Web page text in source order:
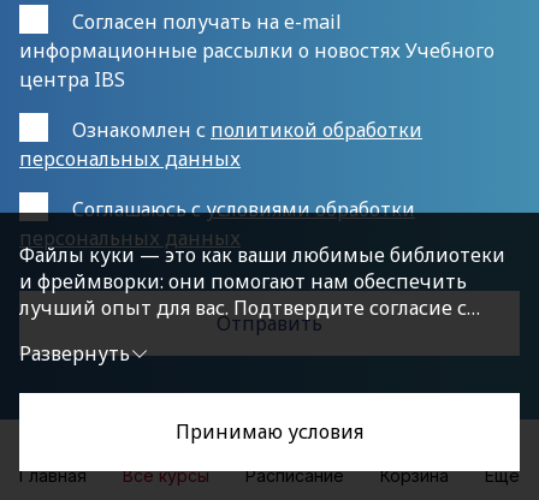
Согласен получать на e-mail
информационные рассылки о новостях Учебного
центра IBS
Ознакомлен с политикой обработки
персональных данных
Cоглашаюсь сусловиями обработки
персональных данных
Главная Все курсы Расписание Корзина Еще
Файлы куки — это как ваши любимые библиотеки
и фреймворки: они помогают нам обеспечить
лучший опыт для вас. Подтвердите согласие с
политикой конфиденциальности, нажав
«Принимаю условия», чтобы продолжить.
Развернуть
Принимаю условия